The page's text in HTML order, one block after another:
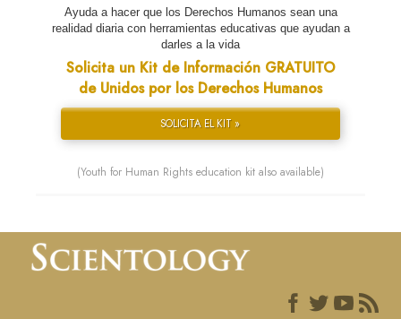
Ayuda a hacer que los Derechos Humanos sean una
realidad diaria con herramientas educativas que ayudan a
darles a la vida
Solicita un Kit de Información GRATUITO
de Unidos por los Derechos Humanos
SOLICITA EL KIT »
(Youth for Human Rights education kit also available)